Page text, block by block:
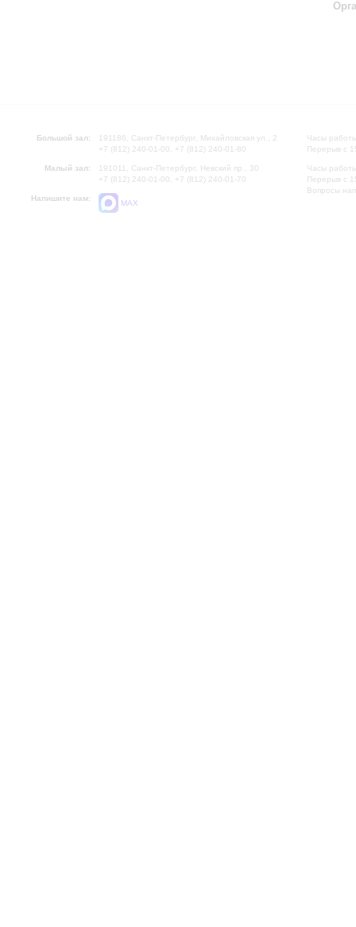
Большой зал:
191186, Санкт-Петербург, Михайловская ул., 2
+7 (812) 240-01-00, +7 (812) 240-01-80
Малый зал:
191011, Санкт-Петербург, Невский пр., 30
+7 (812) 240-01-00, +7 (812) 240-01-70
Напишите нам:
MAX
Часы
Перерыв с
Часы
Перерыв с
Вопросы